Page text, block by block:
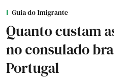
Guia do Imigrante
Quanto custam
no consulado
Portugal